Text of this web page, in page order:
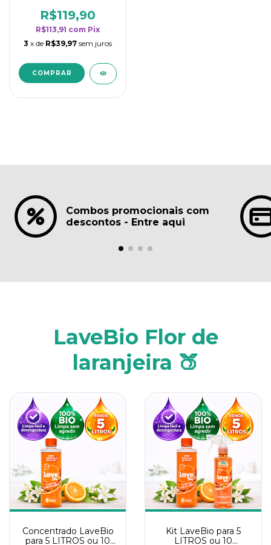
rendimento da
categoria - Lavanda
R$119,90
R$113,91 com Pix
3 x de R$39,97 sem juros
Combos promocionais com
descontos - Entre aqui
LaveBio Flor de
laranjeira 🍑
Concentrado LaveBio
para 5 LITROS ou 10
Kit LaveBio para 5
LITROS ou 10